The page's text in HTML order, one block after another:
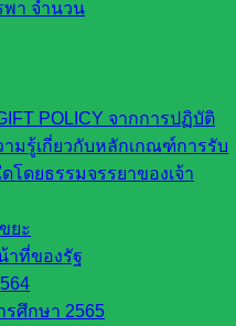
พา จำนวน
POLICY จากการปฏิบัติ
มรู้เกี่ยวกับหลักเกณฑ์การรับ
ดยธรรมจรรยาของเจ้า
ยะ
าที่ของรัฐ
ศึกษา 2565